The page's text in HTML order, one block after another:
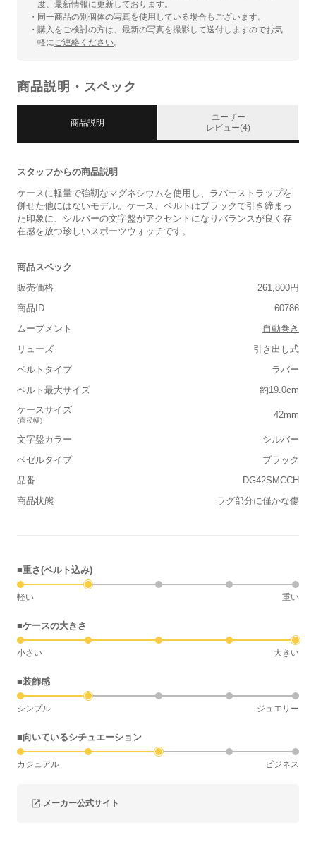
度、最新情報に更新しております。
・同一商品の別個体の写真を使用している場合もございます。
・購入をご検討の方は、最新の写真を撮影して送付しますのでお気
軽に ご連絡ください。
商品説明・スペック
商品説明
ユーザー
レビュー(4)
スタッフからの商品説明
ケースに軽量で強靭なマグネシウムを使用し、ラバーストラップを
併せた他にはないモデル。ケース、ベルトはブラックで引き締まっ
た印象に、シルバーの文字盤がアクセントになりバランスが良く存
在感を放つ珍しいスポーツウォッチです。
商品スペック
販売価格
261,800円
商品ID
60786
ムーブメント
自動巻き
リューズ
引き出し式
ベルトタイプ
ラバー
ベルト最大サイズ
約19.0cm
ケースサイズ
(直径幅)
42mm
文字盤カラー
シルバー
ベゼルタイプ
ブラック
品番
DG42SMCCH
商品状態
ラグ部分に僅かな傷
■重さ(ベルト込み)
軽い 重い
■ケースの大きさ
小さい 大きい
■装飾感
シンプル ジュエリー
■向いているシチュエーション
カジュアル ビジネス
メーカー公式サイト